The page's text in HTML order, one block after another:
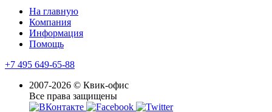
На главную
Компания
Информация
Помощь
+7 495 649-65-88
2007-2026 © Квик-офис
Все права защищены